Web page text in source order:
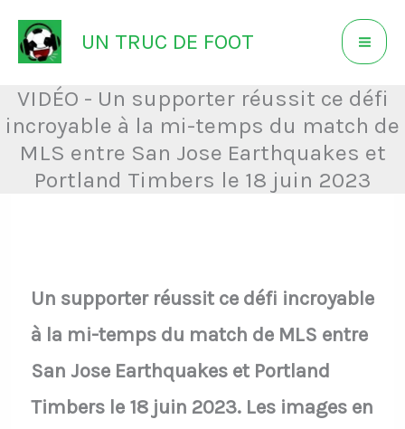
Aller
au
contenu
UN TRUC DE FOOT
VIDÉO - Un supporter réussit ce défi
incroyable à la mi-temps du match de
MLS entre San Jose Earthquakes et
Portland Timbers le 18 juin 2023
Un supporter réussit ce défi incroyable
à la mi-temps du match de MLS entre
San Jose Earthquakes et Portland
Timbers le 18 juin 2023. Les images en